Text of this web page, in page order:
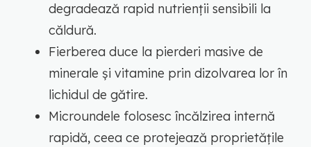
degradează rapid nutrienții sensibili la
căldură.
Fierberea duce la pierderi masive de
minerale și vitamine prin dizolvarea lor în
lichidul de gătire.
Microundele folosesc încălzirea internă
rapidă, ceea ce protejează proprietățile